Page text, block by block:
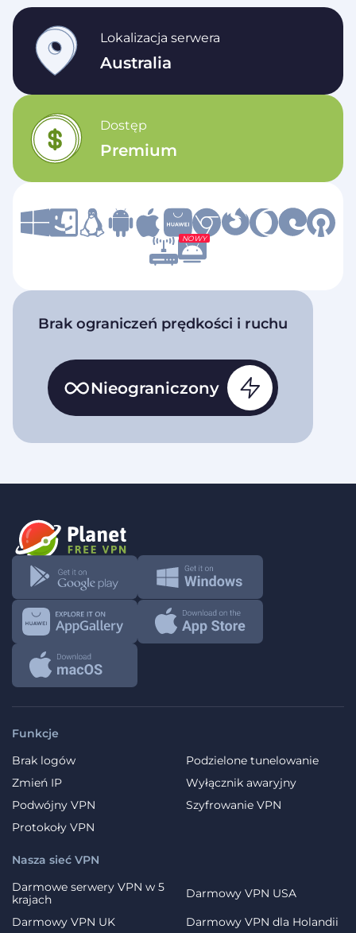
Lokalizacja serwera
Australia
Dostęp
Premium
NOWY
Brak ograniczeń prędkości i ruchu
Nieograniczony
Funkcje
Brak logów
Podzielone tunelowanie
Zmień IP
Wyłącznik awaryjny
Podwójny VPN
Szyfrowanie VPN
Protokoły VPN
Nasza sieć VPN
Darmowe serwery VPN w 5
krajach
Darmowy VPN USA
Darmowy VPN UK
Darmowy VPN dla Holandii